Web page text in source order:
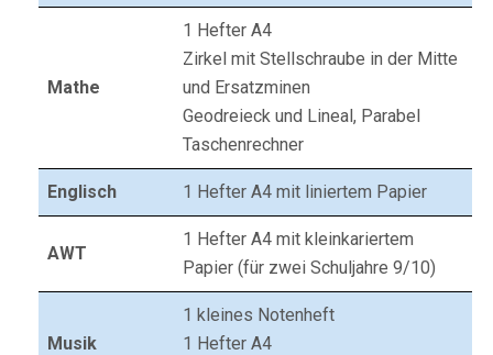
Mathe
1 Hefter A4
Zirkel mit Stellschraube in der Mitte
und Ersatzminen
Geodreieck und Lineal, Parabel
Taschenrechner
Englisch 1 Hefter A4 mit liniertem Papier
AWT
1 Hefter A4 mit kleinkariertem
Papier (für zwei Schuljahre 9/10)
Musik
1 kleines Notenheft
1 Hefter A4